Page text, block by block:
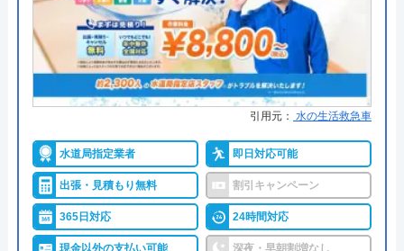
運営会社 株式会社イースマイル
代表者 島村禮孝
創業・設立 1992年6月1日創立
大阪府大阪市中央区瓦屋町3丁目7-3 イ
ースマイルビル
対応エリア
●保証・保険 安心補償1～5年の補償
詳細は公式HPでご確認ください
水道1番館がおすすめの理由
水道1番館は全国の水道トラブルに対応している業
者で、全国各所の最寄りの営業所から最短30分で現
場まで駆け付けてくれます。
引用元： 水の生活救急車
水道局指定業者 即日対応可能
出張・見積もり無料 割引キャンペーン
365日対応 24時間対応
現金以外の支払い可能 深夜・早朝割増なし